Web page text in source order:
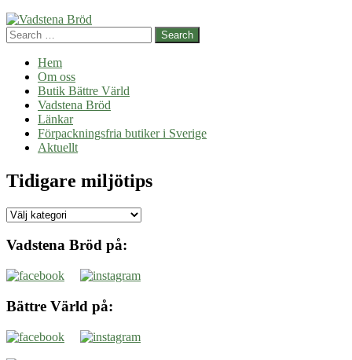
Search
Hem
Om oss
Butik Bättre Värld
Vadstena Bröd
Länkar
Förpackningsfria butiker i Sverige
Aktuellt
Tidigare miljötips
Tidigare
Vadstena Bröd på:
Bättre Värld på: